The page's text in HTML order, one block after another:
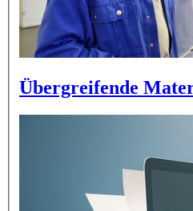
Übergreifende